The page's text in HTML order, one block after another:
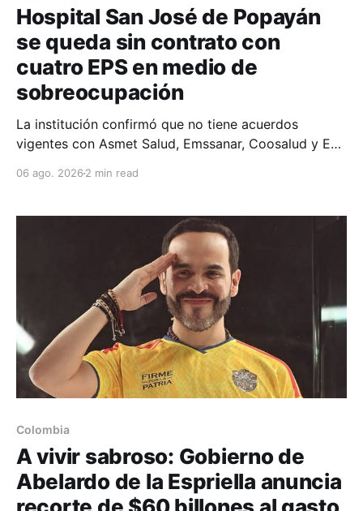
Hospital San José de Popayán
se queda sin contrato con
cuatro EPS en medio de
sobreocupación
La institución confirmó que no tiene acuerdos
vigentes con Asmet Salud, Emssanar, Coosalud y EPS
redes de sus aseguradoras.
06 ago. 2026 2 min read
Colombia
A vivir sabroso: Gobierno de
Abelardo de la Espriella anuncia